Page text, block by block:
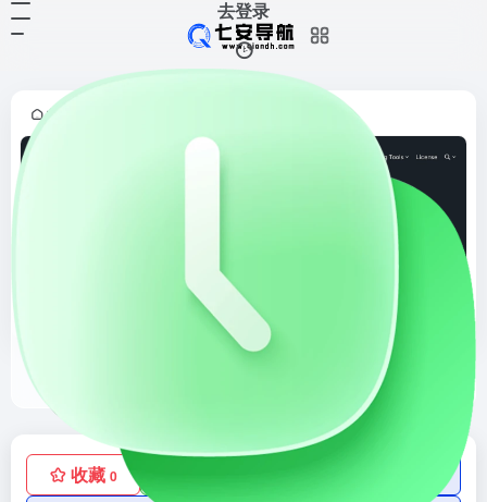
去登录
首页
free Mockups
收藏 0